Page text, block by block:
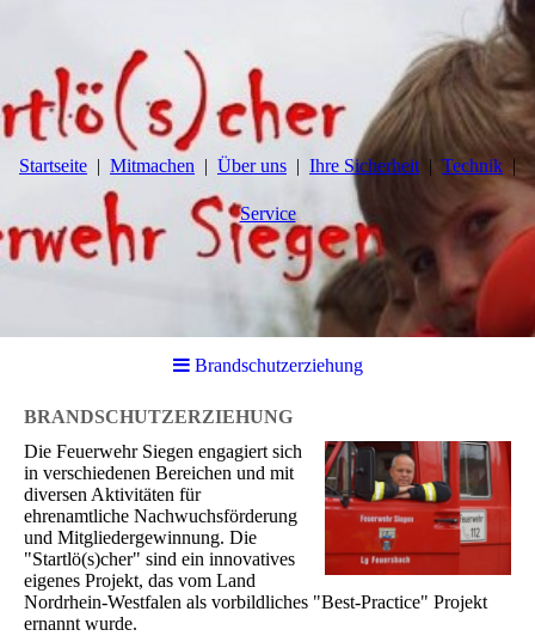
Startseite Mitmachen Über uns Ihre Sicherheit Technik
Service
Brandschutzerziehung
BRANDSCHUTZERZIEHUNG
Die Feuerwehr Siegen engagiert sich
in verschiedenen Bereichen und mit
diversen Aktivitäten für
ehrenamtliche Nachwuchsförderung
und Mitgliedergewinnung. Die
"Startlö(s)cher" sind ein innovatives
eigenes Projekt, das vom Land
Nordrhein-Westfalen als vorbildliches "Best-Practice" Projekt
ernannt wurde.